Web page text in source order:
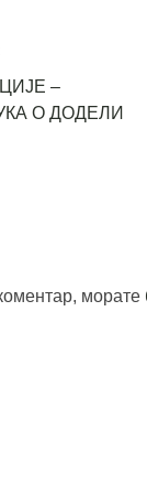
–
О ДОДЕЛИ
морате